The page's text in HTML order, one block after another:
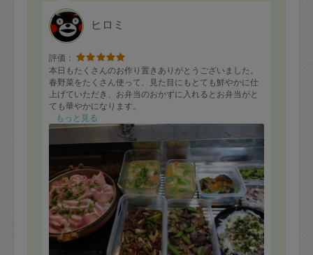
ヒロミ
評価：
本日もたくさんのお作り置きありがとうございました。
春野菜をたくさん使って、見た目にもとても鮮やかに仕
上げていただき、お弁当のおかずに入れるとお弁当がと
ても華やかになります。
もっと見る